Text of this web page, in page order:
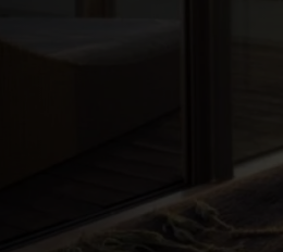
® Paris Blog